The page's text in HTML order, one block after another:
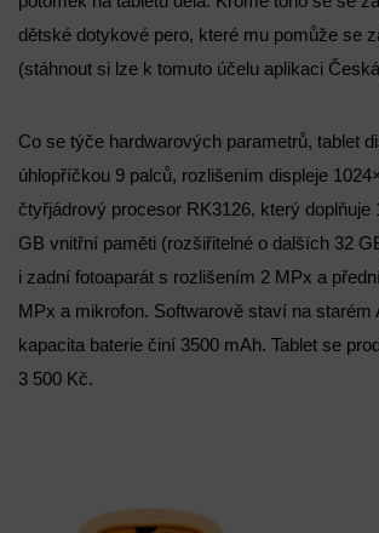
dětské dotykové pero, které mu pomůže se
(stáhnout si lze k tomuto účelu aplikaci
Co se týče hardwarových parametrů, tablet
úhlopříčkou 9 palců, rozlišením displeje
čtyřjádrový procesor RK3126, který doplňuje
GB vnitřní paměti (rozšiřitelné o dalších 32
i zadní fotoaparát s rozlišením 2 MPx a
MPx a mikrofon. Softwarově staví na starém
kapacita baterie činí 3500 mAh. Tablet se
3 500 Kč.